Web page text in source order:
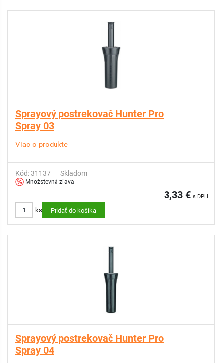
Sprayový postrekovač Hunter Pro
Spray 03
Viac o produkte
Kód: 31137 Skladom
Množstevná zľava
3,33 € s DPH
ks Pridať do košíka
Sprayový postrekovač Hunter Pro
Spray 04